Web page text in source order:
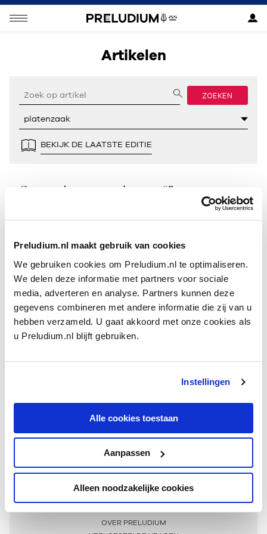
Preludium.nl maakt gebruik van cookies
We gebruiken cookies om Preludium.nl te optimaliseren.
We delen deze informatie met partners voor sociale
media, adverteren en analyse. Partners kunnen deze
gegevens combineren met andere informatie die zij van u
hebben verzameld. U gaat akkoord met onze cookies als
u Preludium.nl blijft gebruiken.
Instellingen
Alle cookies toestaan
Aanpassen
Alleen noodzakelijke cookies
Artikelen
ZOEKEN
BEKIJK DE LAATSTE EDITIE
Geen resultaten gevonden voor “”.
Meer informatie
OVER PRELUDIUM